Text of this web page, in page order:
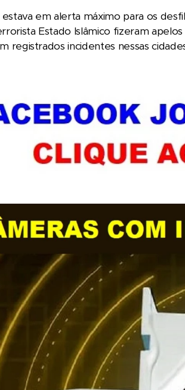
em alerta máximo para os
Estado Islâmico fizeram
registrados incidentes nessas